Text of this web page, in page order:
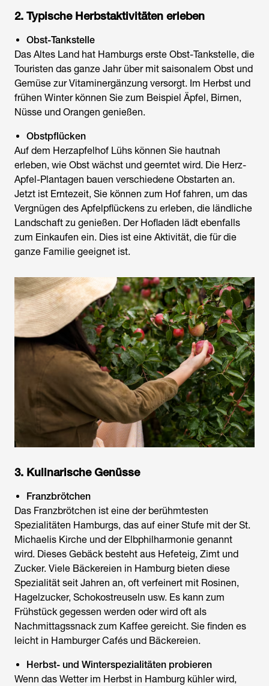
2. Typische Herbstaktivitäten erleben
Obst-Tankstelle
Das Altes Land hat Hamburgs erste Obst-Tankstelle, die
Touristen das ganze Jahr über mit saisonalem Obst und
Gemüse zur Vitaminergänzung versorgt. Im Herbst und
frühen Winter können Sie zum Beispiel Äpfel, Birnen,
Nüsse und Orangen genießen.
Obstpflücken
Auf dem Herzapfelhof Lühs können Sie hautnah
erleben, wie Obst wächst und geerntet wird. Die Herz-
Apfel-Plantagen bauen verschiedene Obstarten an.
Jetzt ist Erntezeit, Sie können zum Hof fahren, um das
Vergnügen des Apfelpflückens zu erleben, die ländliche
Landschaft zu genießen. Der Hofladen lädt ebenfalls
zum Einkaufen ein. Dies ist eine Aktivität, die für die
ganze Familie geeignet ist.
3. Kulinarische Genüsse
Franzbrötchen
Das Franzbrötchen ist eine der berühmtesten
Spezialitäten Hamburgs, das auf einer Stufe mit der St.
Michaelis Kirche und der Elbphilharmonie genannt
wird. Dieses Gebäck besteht aus Hefeteig, Zimt und
Zucker. Viele Bäckereien in Hamburg bieten diese
Spezialität seit Jahren an, oft verfeinert mit Rosinen,
Hagelzucker, Schokostreuseln usw. Es kann zum
Frühstück gegessen werden oder wird oft als
Nachmittagssnack zum Kaffee gereicht. Sie finden es
leicht in Hamburger Cafés und Bäckereien.
Herbst- und Winterspezialitäten probieren
Wenn das Wetter im Herbst in Hamburg kühler wird,